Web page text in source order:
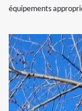
équipements